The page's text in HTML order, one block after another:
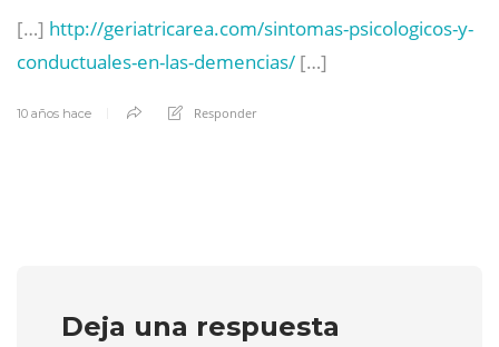
[…] http://geriatricarea.com/sintomas-psicologicos-y-
conductuales-en-las-demencias/ […]
10 años hace Responder
Deja una respuesta